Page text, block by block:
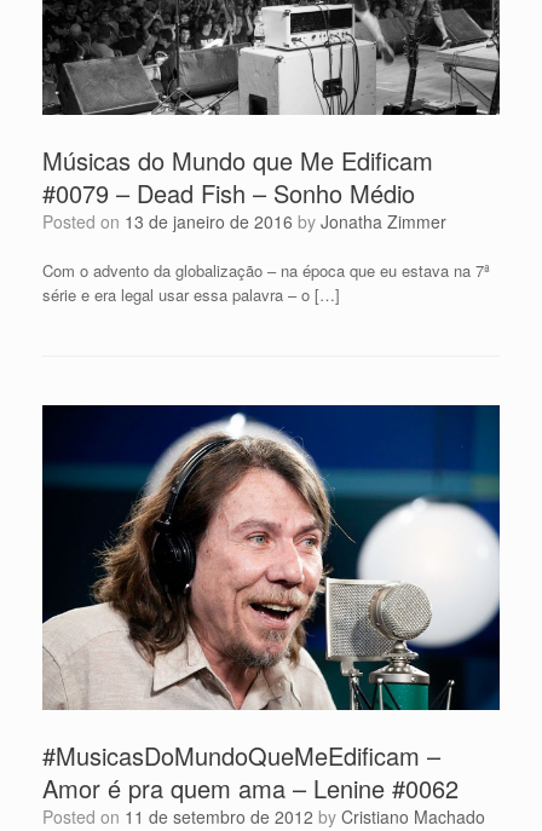
Músicas do Mundo que Me Edificam
#0079 – Dead Fish – Sonho Médio
Posted on 13 de janeiro de 2016 by Jonatha Zimmer
Com o advento da globalização – na época que eu estava na 7ª
série e era legal usar essa palavra – o […]
#MusicasDoMundoQueMeEdificam –
Amor é pra quem ama – Lenine #0062
Posted on 11 de setembro de 2012 by Cristiano Machado